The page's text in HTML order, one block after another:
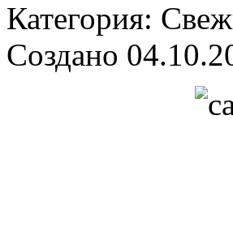
Категория:
Создано